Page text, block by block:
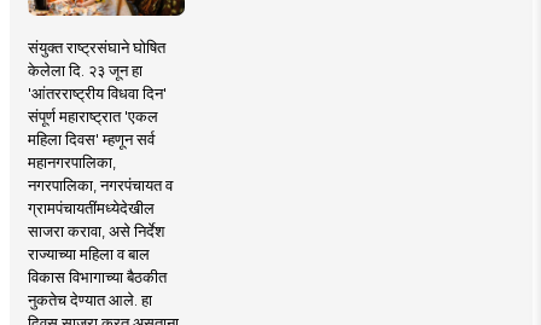
संयुक्त राष्ट्रसंघाने घोषित
केलेला दि. २३ जून हा
'आंतरराष्ट्रीय विधवा दिन'
संपूर्ण महाराष्ट्रात 'एकल
महिला दिवस' म्हणून सर्व
महानगरपालिका,
नगरपालिका, नगरपंचायत व
ग्रामपंचायतींमध्येदेखील
साजरा करावा, असे निर्देश
राज्याच्या महिला व बाल
विकास विभागाच्या बैठकीत
नुकतेच देण्यात आले. हा